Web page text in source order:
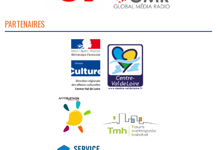
PARTENAIRES